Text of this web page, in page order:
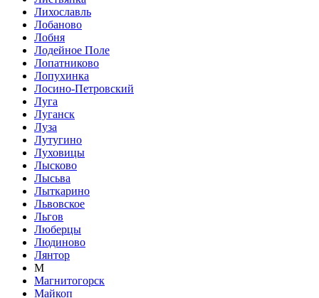
Лихославль
Лобаново
Лобня
Лодейное Поле
Лопатниково
Лопухинка
Лосино-Петровский
Луга
Луганск
Луза
Лутугино
Луховицы
Лысково
Лысьва
Лыткарино
Львовское
Льгов
Люберцы
Людиново
Лянтор
М
Магнитогорск
Майкоп